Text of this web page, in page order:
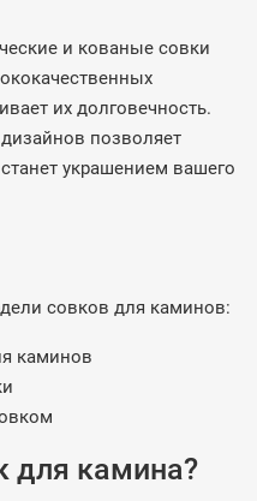
и кованые совки
их долговечность.
позволяет
украшением вашего
совков для каминов:
каминов
для камина?